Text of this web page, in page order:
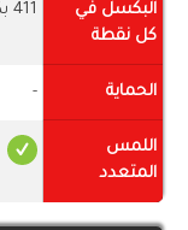
البكسل في
كل نقطة
411 بكسل لكل الانش
الحماية -
اللمس
المتعدد